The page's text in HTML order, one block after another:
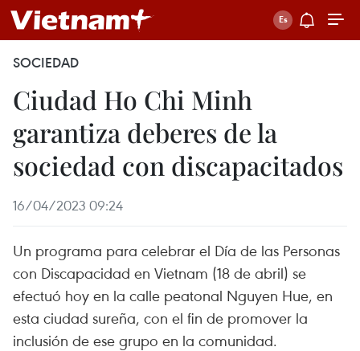
SOCIEDAD
Ciudad Ho Chi Minh
garantiza deberes de la
sociedad con discapacitados
16/04/2023 09:24
Un programa para celebrar el Día de las Personas
con Discapacidad en Vietnam (18 de abril) se
efectuó hoy en la calle peatonal Nguyen Hue, en
esta ciudad sureña, con el fin de promover la
inclusión de ese grupo en la comunidad.